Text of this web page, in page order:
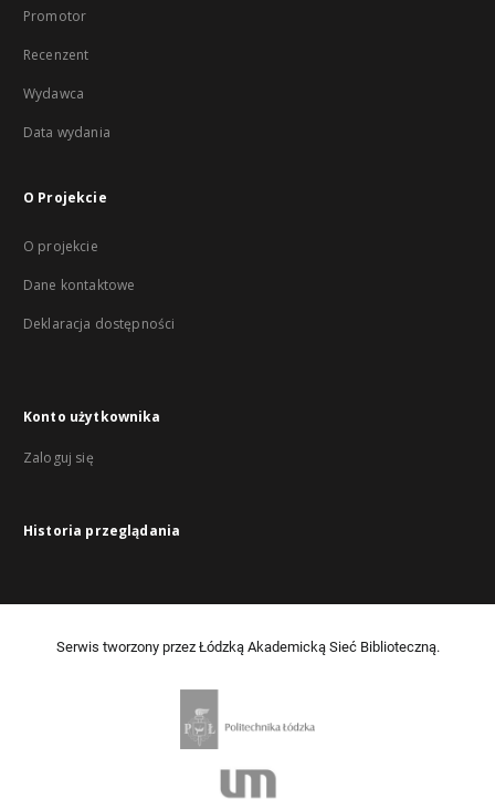
Promotor
Recenzent
Wydawca
Data wydania
O Projekcie
O projekcie
Dane kontaktowe
Deklaracja dostępności
Konto użytkownika
Zaloguj się
Historia przeglądania
Serwis tworzony przez Łódzką Akademicką Sieć Biblioteczną.